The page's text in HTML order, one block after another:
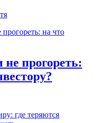
прогореть: